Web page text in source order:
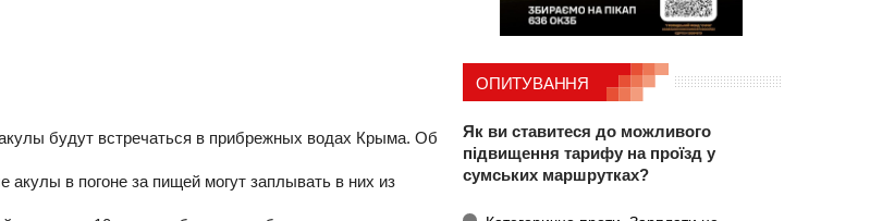
будут встречаться в прибрежных водах Крыма. Об
в погоне за пищей могут заплывать в них из
ОПИТУВАННЯ
Як ви ставитеся до можливого
підвищення тарифу на проїзд у
сумських маршрутках?